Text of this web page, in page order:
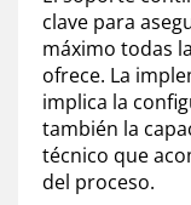
clave para
máximo todas
ofrece. La
implica la
también la
técnico que
del proceso.